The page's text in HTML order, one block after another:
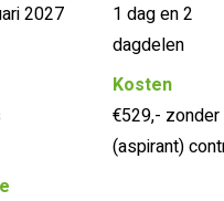
2027
1 dag en 2
dagdelen
Kosten
€529,- zonder
(aspirant)